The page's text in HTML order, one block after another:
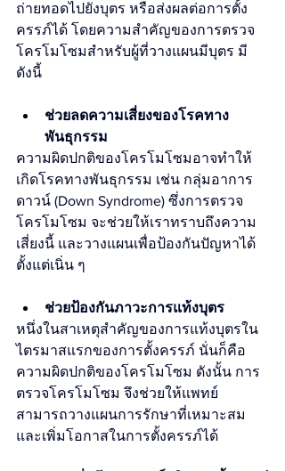
ถ่ายทอดไปยังบุตร หรือส่งผลต่อการตั้ง
ครรภ์ได้ โดยความสำคัญของการตรวจ
โครโมโซมสำหรับผู้ที่วางแผนมีบุตร มี
ดังนี้
ช่วยลดความเสี่ยงของโรคทาง
พันธุกรรม
ความผิดปกติของโครโมโซมอาจทำให้
เกิดโรคทางพันธุกรรม เช่น กลุ่มอาการ
ดาวน์ (Down Syndrome) ซึ่งการตรวจ
โครโมโซม จะช่วยให้เราทราบถึงความ
เสี่ยงนี้ และวางแผนเพื่อป้องกันปัญหาได้
ตั้งแต่เนิ่น ๆ
ช่วยป้องกันภาวะการแท้งบุตร
หนึ่งในสาเหตุสำคัญของการแท้งบุตรใน
ไตรมาสแรกของการตั้งครรภ์ นั่นก็คือ
ความผิดปกติของโครโมโซม ดังนั้น การ
ตรวจโครโมโซม จึงช่วยให้แพทย์
สามารถวางแผนการรักษาที่เหมาะสม
และเพิ่มโอกาสในการตั้งครรภ์ได้